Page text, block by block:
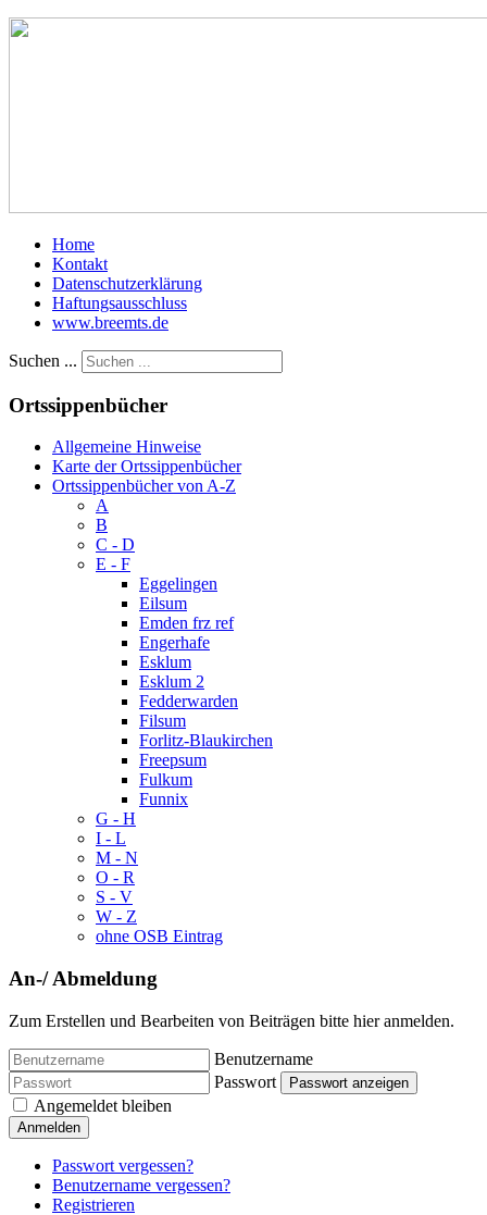
Home
Kontakt
Datenschutzerklärung
Haftungsausschluss
www.breemts.de
Suchen ...
Ortssippenbücher
Allgemeine Hinweise
Karte der Ortssippenbücher
Ortssippenbücher von A-Z
A
B
C - D
E - F
Eggelingen
Eilsum
Emden frz ref
Engerhafe
Esklum
Esklum 2
Fedderwarden
Filsum
Forlitz-Blaukirchen
Freepsum
Fulkum
Funnix
G - H
I - L
M - N
O - R
S - V
W - Z
ohne OSB Eintrag
An-/ Abmeldung
Zum Erstellen und Bearbeiten von Beiträgen bitte hier anmelden.
Benutzername
Passwort
Passwort anzeigen
Angemeldet bleiben
Anmelden
Passwort vergessen?
Benutzername vergessen?
Registrieren